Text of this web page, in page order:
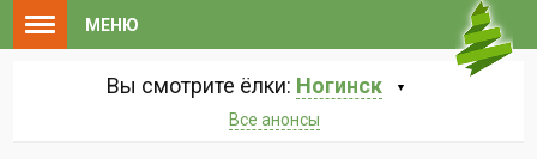
МЕНЮ
Вы смотрите ёлки: Ногинск
Все анонсы